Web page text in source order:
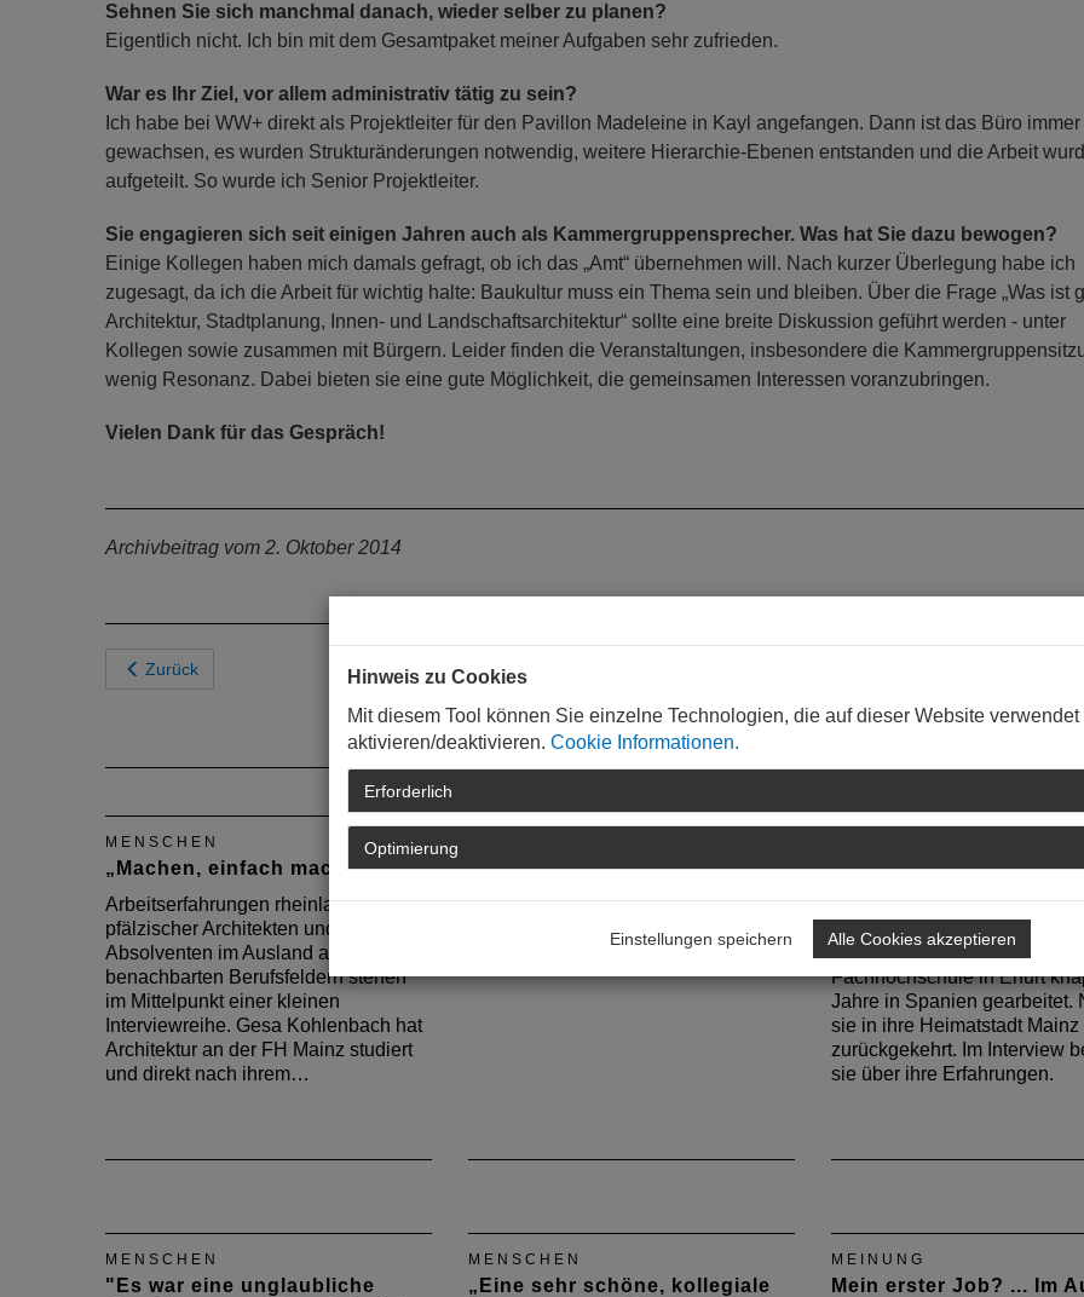
Sehnen Sie sich manchmal danach, wieder selber zu planen?
Eigentlich nicht. Ich bin mit dem Gesamtpaket meiner Aufgaben sehr zufrieden.
War es Ihr Ziel, vor allem administrativ tätig zu sein?
Ich habe bei WW+ direkt als Projektleiter für den Pavillon Madeleine in Kayl angefangen. Dann ist das Büro
gewachsen, es wurden Strukturänderungen notwendig, weitere Hierarchie-Ebenen entstanden und die Arbeit
aufgeteilt. So wurde ich Senior Projektleiter.
Sie engagieren sich seit einigen Jahren auch als Kammergruppensprecher. Was hat Sie dazu bewogen?
Einige Kollegen haben mich damals gefragt, ob ich das „Amt“ übernehmen will. Nach kurzer Überlegung habe ich
zugesagt, da ich die Arbeit für wichtig halte: Baukultur muss ein Thema sein und bleiben. Über die Frage „Was ist
Architektur, Stadtplanung, Innen- und Landschaftsarchitektur“ sollte eine breite Diskussion geführt werden - unter
Kollegen sowie zusammen mit Bürgern. Leider finden die Veranstaltungen, insbesondere die
wenig Resonanz. Dabei bieten sie eine gute Möglichkeit, die gemeinsamen Interessen voranzubringen.
Vielen Dank für das Gespräch!
Archivbeitrag vom 2. Oktober 2014
Zurück
MENSCHEN
„Machen, einfach machen!“
Arbeitserfahrungen rheinland-
pfälzischer Architekten und
Absolventen im Ausland aber auch in
benachbarten Berufsfeldern stehen
im Mittelpunkt einer kleinen
Interviewreihe. Gesa Kohlenbach hat
Architektur an der FH Mainz studiert
und direkt nach ihrem…
Geschäftsführer in einem
Martin Rieger berichtet über seine
Tätigkeit als Geschäftsführer
„Ich habe mich in
Alexandra Boy hat nach ihrem
Architekturstudium an der
Fachhochschule in Erfurt
Jahre in Spanien gearbeitet.
sie in ihre Heimatstadt Mainz
zurückgekehrt. Im Interview
sie über ihre Erfahrungen.
MENSCHEN
"Es war eine unglaubliche
MENSCHEN
„Eine sehr schöne, kollegiale
MEINUNG
Mein erster Job? ... Im
Hinweis zu Cookies
Mit diesem Tool können Sie einzelne Technologien, die auf dieser Website verwendet
aktivieren/deaktivieren. Cookie Informationen.
Erforderlich
Optimierung
Einstellungen speichern Alle Cookies akzeptieren